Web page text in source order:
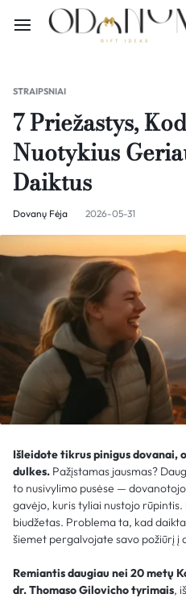
STRAIPSNIAI
7 Priežastys,
Nuotykius
Daiktus
Dovanų Fėja 2026-05-31
Išleidote tikrus pinigus dovanai,
dulkes. Pažįstamas jausmas?
to nusivylimo pusėse —
gavėjo, kuris tyliai nustojo
biudžetas. Problema ta, kad
šiemet pergalvojate savo požiūrį į
Remiantis daugiau nei 20 metų
dr. Thomaso Gilovicho tyrimais,